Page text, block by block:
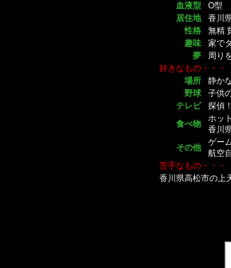
血液型
O型
居住地
香川
性格
無精
趣味
家で
夢
周り
好きなもの・・・
場所
静か
野球
子供
テレビ
探偵
食べ物
ホッ
香川
その他
ゲー
航空
苦手なもの・・・
香川県高松市の上